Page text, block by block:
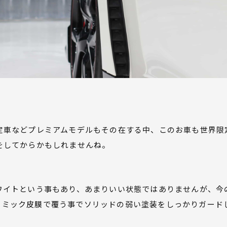
などプレミアムモデルもその在する中、このお車も世界
てからかもしれませんね。
トという事もあり、あまりいい状態ではありませんが、
ック皮膜で覆う事でソリッドの弱い塗装をしっかりガード